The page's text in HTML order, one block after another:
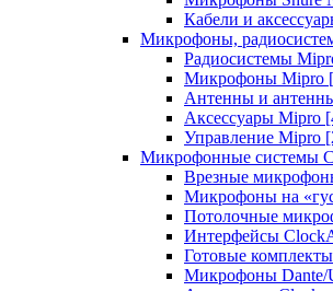
Кабели и
Микрофоны,
Радиосистемы
Микрофоны Mipro
Антенны и
Аксессуары Mipro
Управление Mipro
Микрофонные системы
Врезные
Микрофоны на
Потолочные
Интерфейсы
Готовые
Микрофоны Dante/